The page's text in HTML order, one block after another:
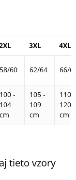
3XL 4XL
58/60 62/64 66/
100 -
104
cm
105 -
109
cm
110 -
120
cm
tieto vzory